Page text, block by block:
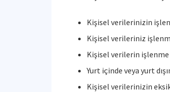
Kişisel verilerinizin
Kişisel verileriniz
Kişisel verilerin işlenme
Yurt içinde veya yurt
Kişisel verilerinizin